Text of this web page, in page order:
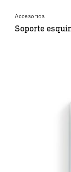
Accesorios
Soporte